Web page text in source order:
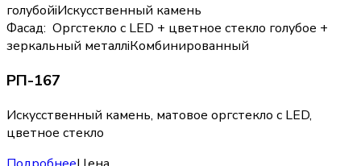
голубойiИскусственный камень
Фасад: Оргстекло с LED + цветное стекло голубое +
зеркальный металлiКомбинированный
РП-167
Искусственный камень, матовое оргстекло с LED,
цветное стекло